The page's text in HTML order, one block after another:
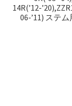
14R(’12-
06-’11) ステ